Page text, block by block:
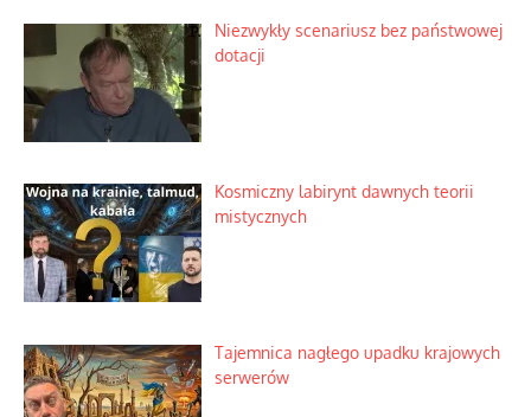
Niezwykły scenariusz bez państwowej
dotacji
Kosmiczny labirynt dawnych teorii
mistycznych
Tajemnica nagłego upadku krajowych
serwerów